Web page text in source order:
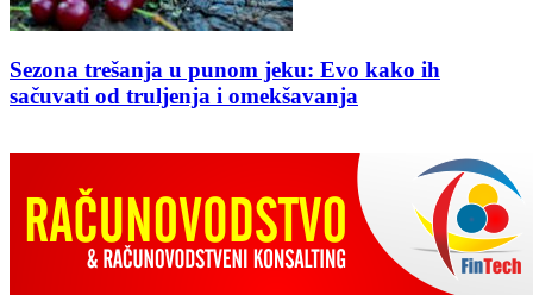
Sezona trešanja u punom jeku: Evo kako ih
sačuvati od truljenja i omekšavanja